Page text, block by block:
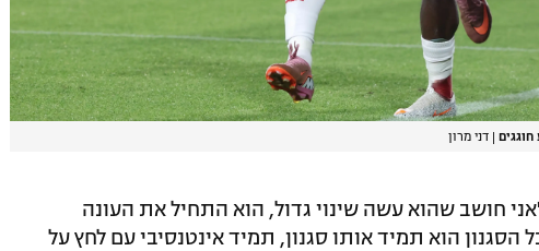
| דני מרון
חושב שהוא עשה שינוי גדול, הוא התחיל את העונה
הוא תמיד אותו סגנון, תמיד אינטנסיבי עם לחץ על